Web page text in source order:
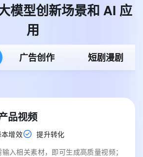
模型创新场景和 AI 应
用
广告创作 短剧漫剧
品视频
本增效
提升转化
入相关素材，即可生成高质量视频；